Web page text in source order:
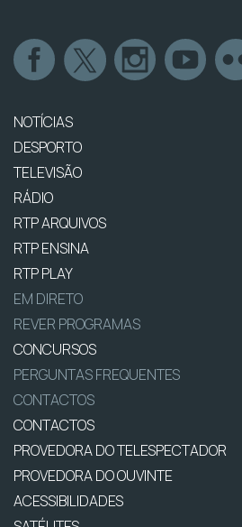
NOTÍCIAS
DESPORTO
TELEVISÃO
RÁDIO
RTP ARQUIVOS
RTP ENSINA
RTP PLAY
EM DIRETO
REVER PROGRAMAS
CONCURSOS
PERGUNTAS FREQUENTES
CONTACTOS
CONTACTOS
PROVEDORA DO TELESPECTADOR
PROVEDORA DO OUVINTE
ACESSIBILIDADES